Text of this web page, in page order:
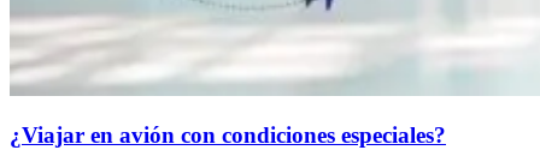
¿Viajar en avión con condiciones especiales?